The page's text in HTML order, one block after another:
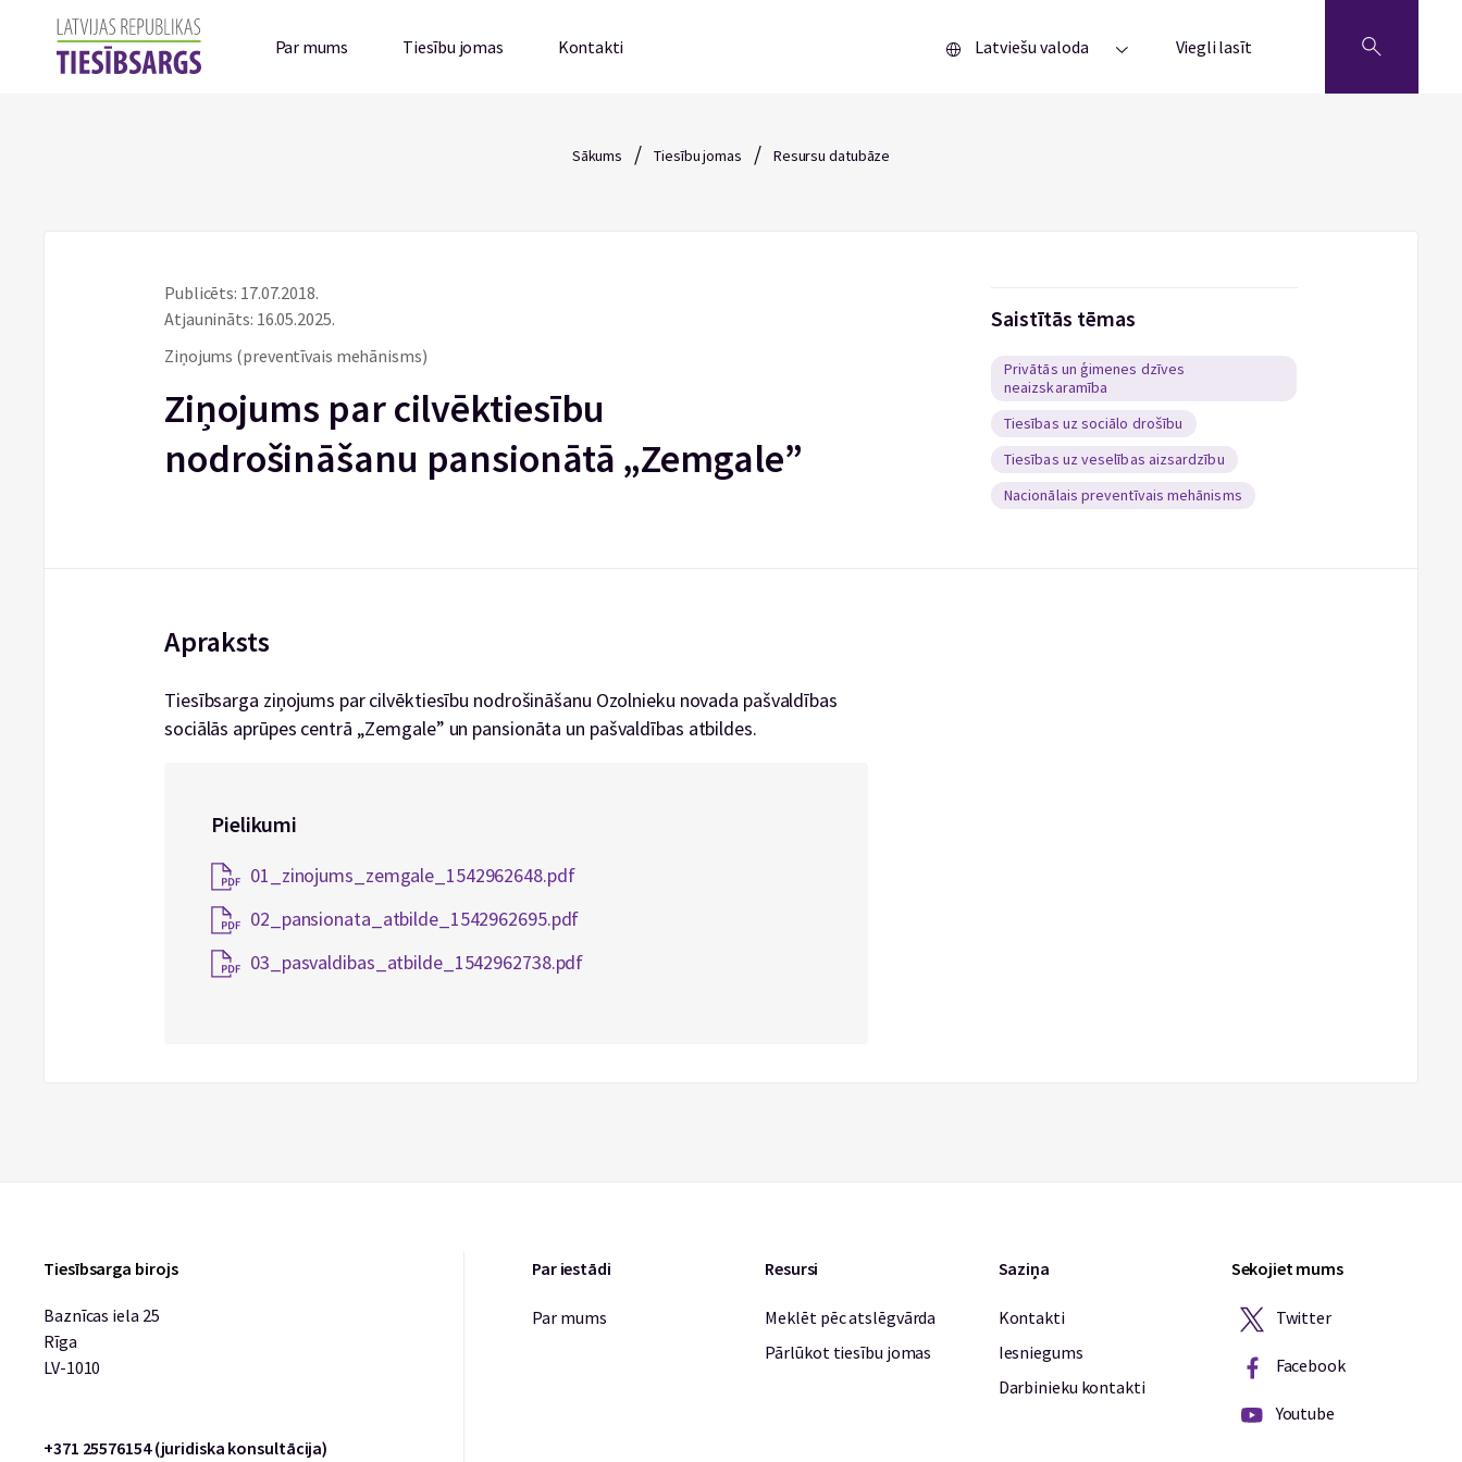
Par mums Tiesību jomas Kontakti Latviešu valoda Viegli lasīt
Sākums / Tiesību jomas / Resursu datubāze
Publicēts: 17.07.2018.
Atjaunināts: 16.05.2025.
Ziņojums (preventīvais mehānisms)
Ziņojums par cilvēktiesību
nodrošināšanu pansionātā „Zemgale”
Saistītās tēmas
Privātās un ģimenes dzīves
neaizskaramība
Tiesības uz sociālo drošību
Tiesības uz veselības aizsardzību
Nacionālais preventīvais mehānisms
Apraksts
Tiesībsarga ziņojums par cilvēktiesību nodrošināšanu Ozolnieku novada pašvaldības
sociālās aprūpes centrā „Zemgale” un pansionāta un pašvaldības atbildes.
Pielikumi
01_zinojums_zemgale_1542962648.pdf
02_pansionata_atbilde_1542962695.pdf
03_pasvaldibas_atbilde_1542962738.pdf
Tiesībsarga birojs
Baznīcas iela 25
Rīga
LV-1010
+371 25576154 (juridiska konsultācija)
Par iestādi
Par mums
Resursi
Meklēt pēc atslēgvārda
Pārlūkot tiesību jomas
Saziņa
Kontakti
Iesniegums
Darbinieku kontakti
Sekojiet mums
Twitter
Facebook
Youtube